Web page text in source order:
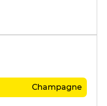
Champagne